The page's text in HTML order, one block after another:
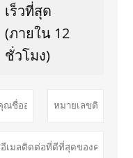
เร็วที่สุด
(ภายใน 12
ชั่วโมง)